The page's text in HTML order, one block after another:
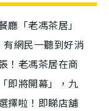
「老馮茶居」
網民一聽到好消
！老馮茶居在商
即將開幕」，九
擇啦！即睇店舖